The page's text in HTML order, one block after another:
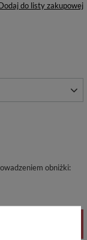
do listy zakupowej
obniżki: